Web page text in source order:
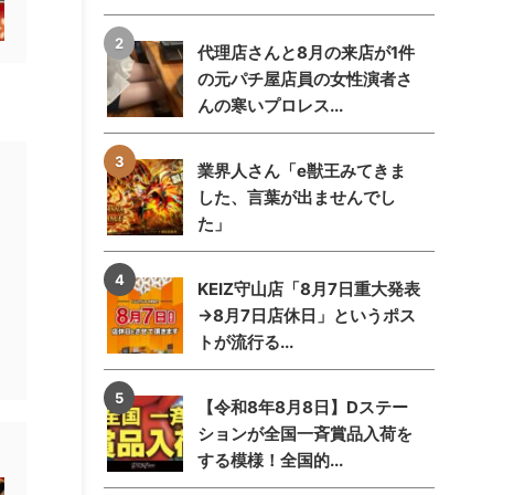
代理店さんと8月の来店が1件
の元パチ屋店員の女性演者さ
んの寒いプロレス...
業界人さん「e獣王みてきま
した、言葉が出ませんでし
た」
KEIZ守山店「8月7日重大発表
→8月7日店休日」というポス
トが流行る...
【令和8年8月8日】Dステー
ションが全国一斉賞品入荷を
する模様！全国的...